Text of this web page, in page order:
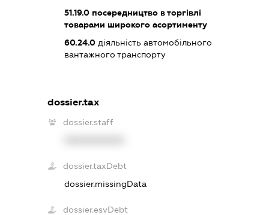
51.19.0посередництво в торгівлі
товарами широкого асортименту
60.24.0діяльність автомобільного
вантажного транспорту
dossier.tax
dossier.staff
dossier.taxDebt
dossier.missingData
dossier.esvDebt